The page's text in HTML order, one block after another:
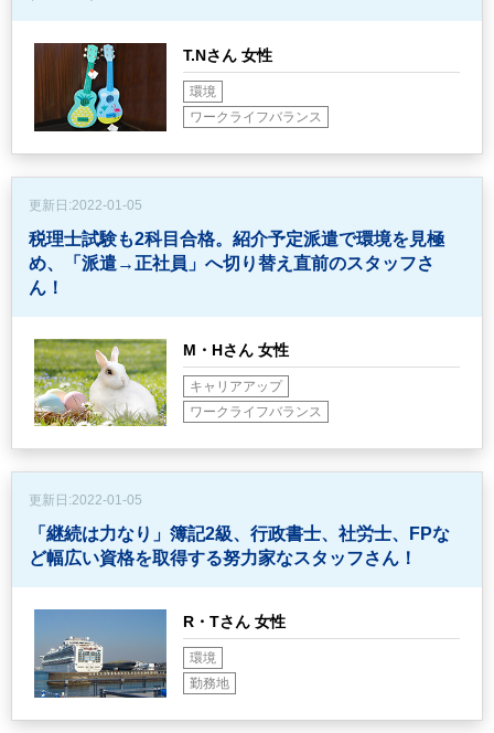
T.Nさん 女性
環境
ワークライフバランス
更新日:2022-01-05
税理士試験も2科目合格。紹介予定派遣で環境を見極
め、
「派遣→正社員」へ切り替え直前のスタッフさ
ん！
M・Hさん 女性
キャリアアップ
ワークライフバランス
更新日:2022-01-05
「継続は力なり」簿記2級、行政書士、社労士、FPな
ど幅広い資格を取得する努力家なスタッフさん！
R・Tさん 女性
環境
勤務地